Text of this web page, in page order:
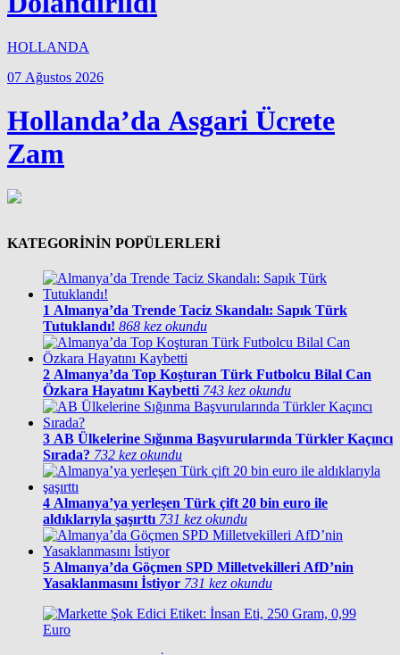
HOLLANDA
07 Ağustos 2026
Hollanda’da Asgari Ücrete
Zam
KATEGORİNİN POPÜLERLERİ
1 Almanya’da Trende Taciz Skandalı: Sapık Türk
Tutuklandı! 868 kez okundu
2 Almanya’da Top Koşturan Türk Futbolcu Bilal Can
Özkara Hayatını Kaybetti 743 kez okundu
3 AB Ülkelerine Sığınma Başvurularında Türkler Kaçıncı
Sırada? 732 kez okundu
4 Almanya’ya yerleşen Türk çift 20 bin euro ile
aldıklarıyla şaşırttı 731 kez okundu
5 Almanya’da Göçmen SPD Milletvekilleri AfD’nin
Yasaklanmasını İstiyor 731 kez okundu